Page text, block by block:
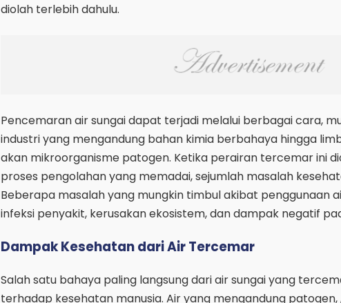
diolah terlebih dahulu.
Pencemaran air sungai dapat terjadi melalui berbagai cara,
industri yang mengandung bahan kimia berbahaya hingga
akan mikroorganisme patogen. Ketika perairan tercemar ini
proses pengolahan yang memadai, sejumlah masalah
Beberapa masalah yang mungkin timbul akibat penggunaan
infeksi penyakit, kerusakan ekosistem, dan dampak negatif
Dampak Kesehatan dari Air Tercemar
Salah satu bahaya paling langsung dari air sungai yang
terhadap kesehatan manusia. Air yang mengandung